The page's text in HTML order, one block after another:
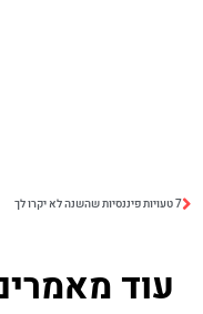
7 טעויות פיננסיות שהשנה לא יקרו לך
עוד